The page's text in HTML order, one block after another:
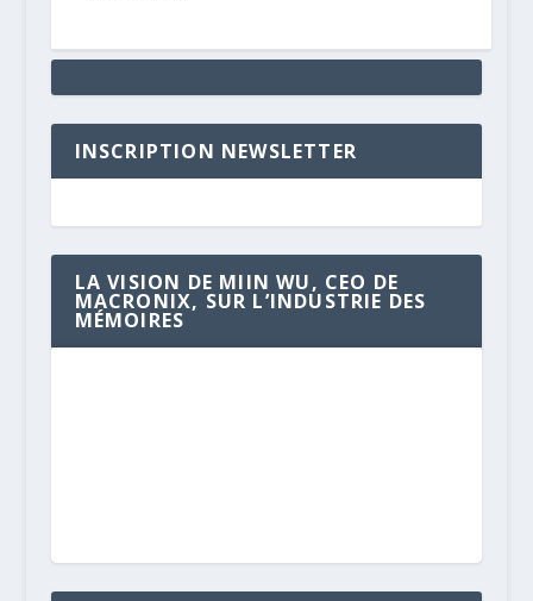
INSCRIPTION NEWSLETTER
LA VISION DE MIIN WU, CEO DE
MACRONIX, SUR L’INDUSTRIE DES
MÉMOIRES